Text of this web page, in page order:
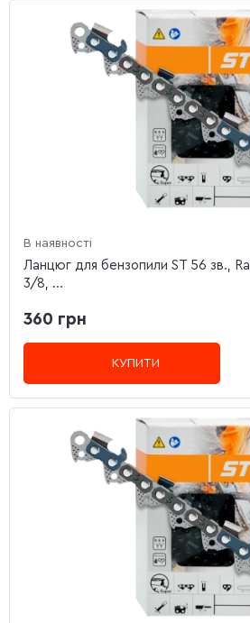
В наявності
Ланцюг для бензопили ST 56 зв.,
3/8, ...
360 грн
КУПИТИ